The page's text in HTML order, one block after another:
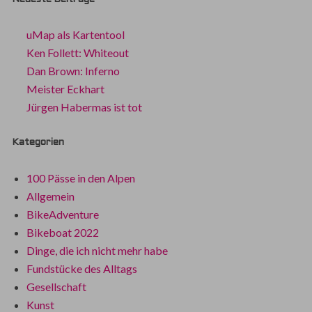
uMap als Kartentool
Ken Follett: Whiteout
Dan Brown: Inferno
Meister Eckhart
Jürgen Habermas ist tot
Kategorien
100 Pässe in den Alpen
Allgemein
BikeAdventure
Bikeboat 2022
Dinge, die ich nicht mehr habe
Fundstücke des Alltags
Gesellschaft
Kunst